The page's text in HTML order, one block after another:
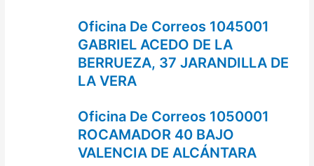
Oficina De Correos 1045001
GABRIEL ACEDO DE LA
BERRUEZA, 37 JARANDILLA DE
LA VERA
Oficina De Correos 1050001
ROCAMADOR 40 BAJO
VALENCIA DE ALCÁNTARA